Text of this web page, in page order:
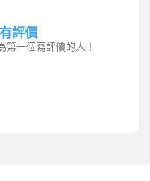
評價
第一個寫評價的人！